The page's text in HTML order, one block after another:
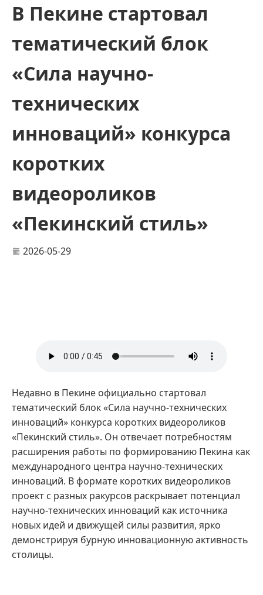
В Пекине стартовал
тематический блок
«Сила научно-
технических
инноваций» конкурса
коротких
видеороликов
«Пекинский стиль»
2026-05-29
Недавно в Пекине официально стартовал
тематический блок «Сила научно-технических
инноваций» конкурса коротких видеороликов
«Пекинский стиль». Он отвечает потребностям
расширения работы по формированию Пекина как
международного центра научно-технических
инноваций. В формате коротких видеороликов
проект с разных ракурсов раскрывает потенциал
научно-технических инноваций как источника
новых идей и движущей силы развития, ярко
демонстрируя бурную инновационную активность
столицы.